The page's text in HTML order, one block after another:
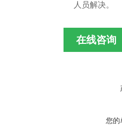
人员解决。
在线咨询
您的